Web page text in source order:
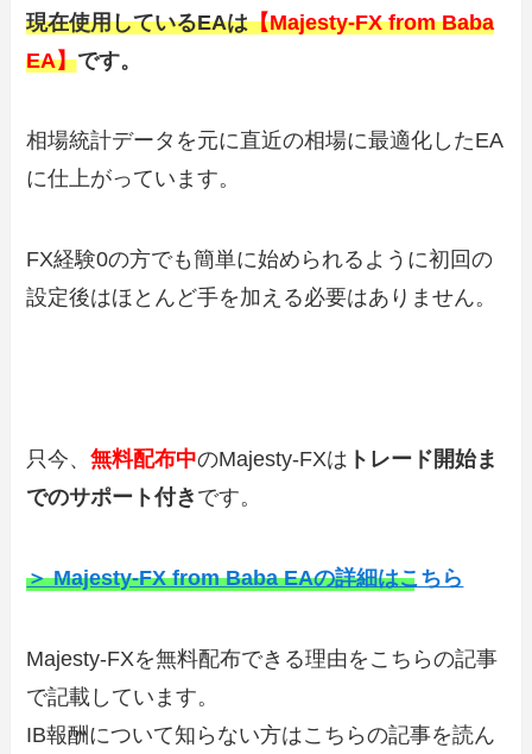
現在使用しているEAは【Majesty-FX from Baba
EA】です。
相場統計データを元に直近の相場に最適化したEA
に仕上がっています。
FX経験0の方でも簡単に始められるように初回の
設定後はほとんど手を加える必要はありません。
只今、無料配布中のMajesty-FXは トレード開始ま
でのサポート付き です。
＞ Majesty-FX from Baba EAの詳細はこちら
Majesty-FXを無料配布できる理由をこちらの記事
で記載しています。
IB報酬について知らない方はこちらの記事を読ん